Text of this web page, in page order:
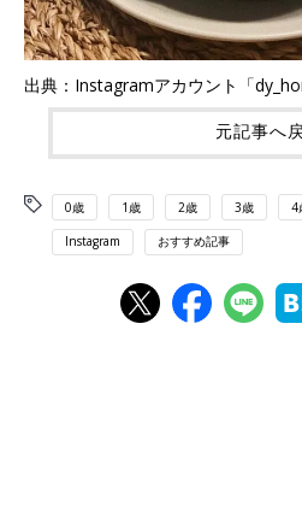
出典：Instagramアカウント「
元記事へ
0歳 1歳 2歳 3歳 4
Instagram おすすめ記事